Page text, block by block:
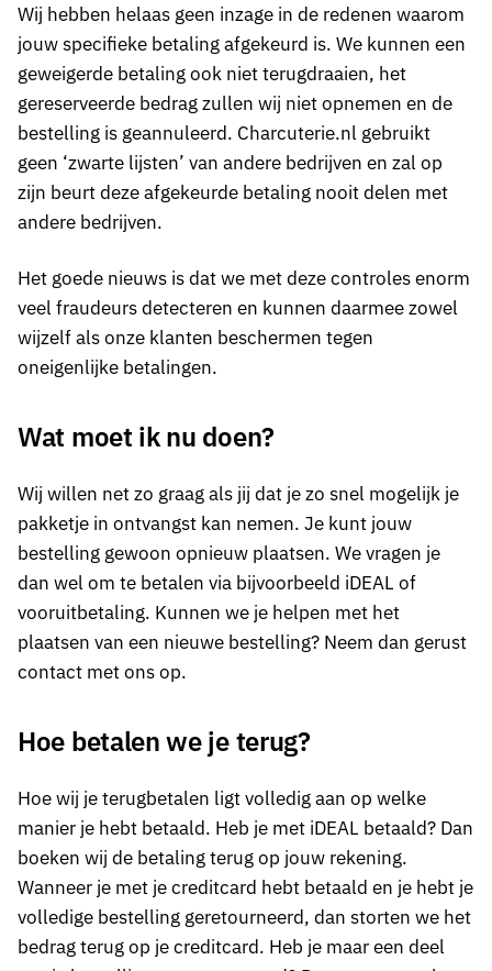
Wij hebben helaas geen inzage in de redenen waarom
jouw specifieke betaling afgekeurd is. We kunnen een
geweigerde betaling ook niet terugdraaien, het
gereserveerde bedrag zullen wij niet opnemen en de
bestelling is geannuleerd. Charcuterie.nl gebruikt
geen ‘zwarte lijsten’ van andere bedrijven en zal op
zijn beurt deze afgekeurde betaling nooit delen met
andere bedrijven.
Het goede nieuws is dat we met deze controles enorm
veel fraudeurs detecteren en kunnen daarmee zowel
wijzelf als onze klanten beschermen tegen
oneigenlijke betalingen.
Wat moet ik nu doen?
Wij willen net zo graag als jij dat je zo snel mogelijk je
pakketje in ontvangst kan nemen. Je kunt jouw
bestelling gewoon opnieuw plaatsen. We vragen je
dan wel om te betalen via bijvoorbeeld iDEAL of
vooruitbetaling. Kunnen we je helpen met het
plaatsen van een nieuwe bestelling? Neem dan gerust
contact met ons op.
Hoe betalen we je terug?
Hoe wij je terugbetalen ligt volledig aan op welke
manier je hebt betaald. Heb je met iDEAL betaald? Dan
boeken wij de betaling terug op jouw rekening.
Wanneer je met je creditcard hebt betaald en je hebt je
volledige bestelling geretourneerd, dan storten we het
bedrag terug op je creditcard. Heb je maar een deel